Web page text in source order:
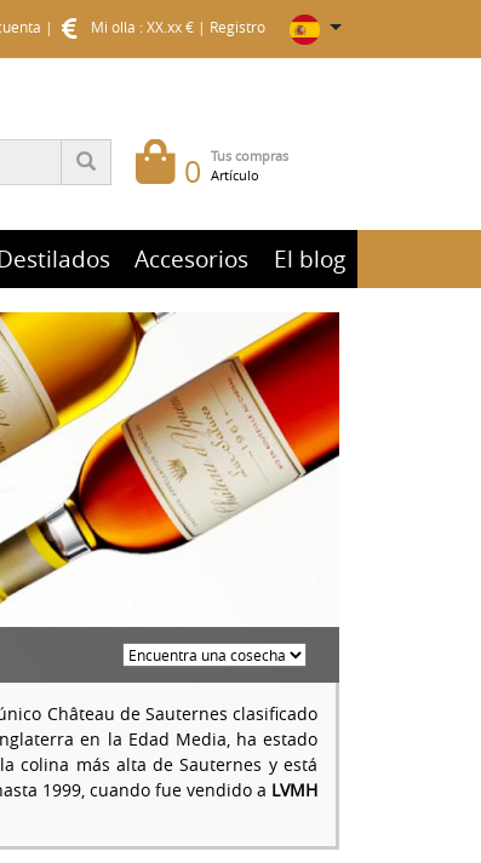
| Mi olla : XX.xx € | Registro
0 Tus compras
Artículo
Accesorios El blog
Château de Sauternes clasificado
en la Edad Media, ha estado
colina más alta de Sauternes y está
1999, cuando fue vendido a LVMH